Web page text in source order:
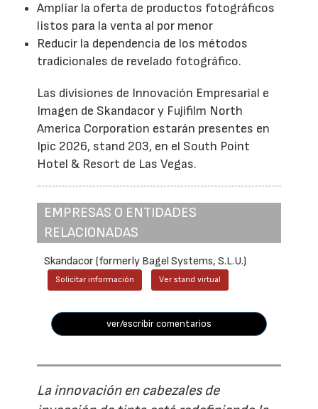
Ampliar la oferta de productos fotográficos
listos para la venta al por menor
Reducir la dependencia de los métodos
tradicionales de revelado fotográfico.
Las divisiones de Innovación Empresarial e
Imagen de Skandacor y Fujifilm North
America Corporation estarán presentes en
Ipic 2026, stand 203, en el South Point
Hotel & Resort de Las Vegas.
EMPRESAS O ENTIDADES
RELACIONADAS
Skandacor (formerly Bagel Systems, S.L.U.)
Solicitar información Ver stand virtual
ver/escribir comentarios
La innovación en cabezales de